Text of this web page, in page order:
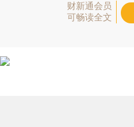
财新通会员
可畅读全文